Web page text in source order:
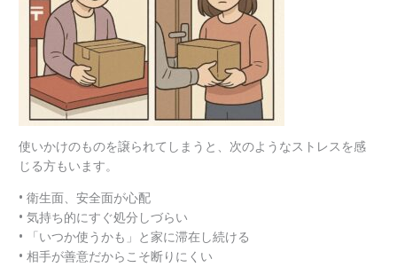
使いかけのものを譲られてしまうと、次のようなストレスを感
じる方もいます。
• 衛生面、安全面が心配
• 気持ち的にすぐ処分しづらい
• 「いつか使うかも」と家に滞在し続ける
• 相手が善意だからこそ断りにくい